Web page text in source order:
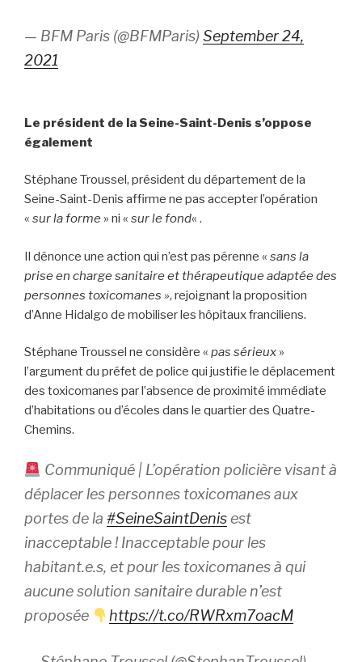
— BFM Paris (@BFMParis) September 24,
2021
Le président de la Seine-Saint-Denis s’oppose
également
Stéphane Troussel, président du département de la
Seine-Saint-Denis affirme ne pas accepter l’opération
« sur la forme » ni « sur le fond« .
Il dénonce une action qui n’est pas pérenne « sans la
prise en charge sanitaire et thérapeutique adaptée des
personnes toxicomanes », rejoignant la proposition
d’Anne Hidalgo de mobiliser les hôpitaux franciliens.
Stéphane Troussel ne considère « pas sérieux »
l’argument du préfet de police qui justifie le déplacement
des toxicomanes par l’absence de proximité immédiate
d’habitations ou d’écoles dans le quartier des Quatre-
Chemins.
Communiqué | L’opération policière visant à
déplacer les personnes toxicomanes aux
portes de la #SeineSaintDenisest
inacceptable ! Inacceptable pour les
habitant.e.s, et pour les toxicomanes à qui
aucune solution sanitaire durable n’est
proposée
https://t.co/RWRxm7oacM